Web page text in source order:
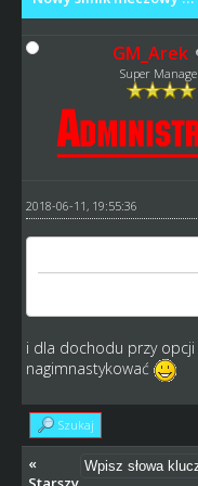
GM_Arek
Super
2018-06-11, 19:55:36
i dla dochodu przy
nagimnastykować
Szukaj
«